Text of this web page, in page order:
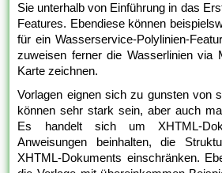
Sie unterhalb von Einführung in das
Features. Ebendiese können
für ein Wasserservice-Polylinien-
zuweisen ferner die Wasserlinien via
Karte zeichnen.
Vorlagen eignen sich zu gunsten von
können sehr stark sein, aber auch
Es handelt sich um XHTML-
Anweisungen beinhalten, die
XHTML-Dokuments einschränken.